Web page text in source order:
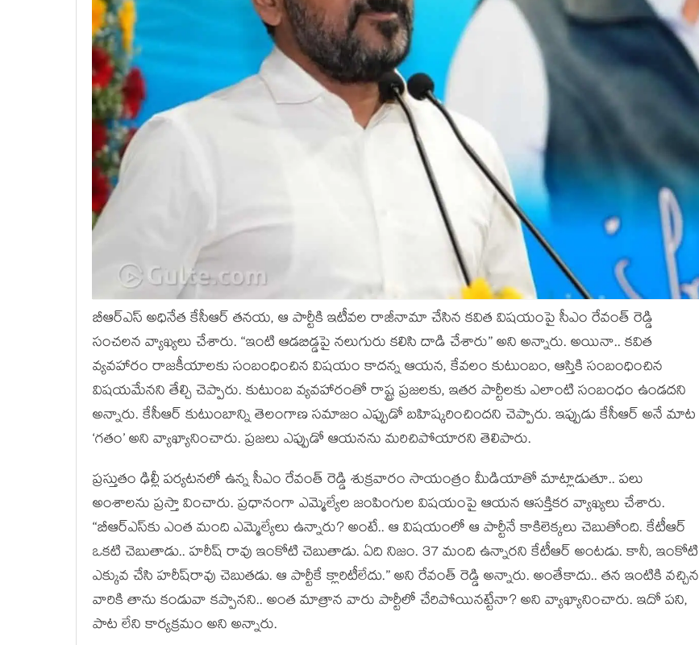
బీఆర్ఎస్ అధినేత కేసీఆర్ త‌న‌య‌, ఆ పార్టీకి ఇటీవ‌ల రాజీనామా చేసిన క‌విత విష‌యంపై సీఎం రేవంత్ రెడ్డి
సంచ‌ల‌న వ్యాఖ్యలు చేశారు. “ఇంటి ఆడ‌బిడ్డ‌పై న‌లుగురు క‌లిసి దాడి చేశారు” అని అన్నారు. అయినా.. క‌విత
వ్య‌వ‌హారం రాజ‌కీయాల‌కు సంబంధించిన విష‌యం కాద‌న్న ఆయ‌న‌, కేవ‌లం కుటుంబం, ఆస్తికి సంబంధించిన
విష‌య‌మేన‌ని తేల్చి చెప్పారు. కుటుంబ వ్య‌వ‌హారంతో రాష్ట్ర ప్ర‌జ‌ల‌కు, ఇత‌ర పార్టీల‌కు ఎలాంటి సంబంధం ఉండ‌ద‌ని
అన్నారు. కేసీఆర్ కుటుంబాన్ని తెలంగాణ స‌మాజం ఎప్పుడో బ‌హిష్క‌రించింద‌ని చెప్పారు. ఇప్పుడు కేసీఆర్ అనే మాట
‘గ‌తం’ అని వ్యాఖ్యానించారు. ప్ర‌జ‌లు ఎప్పుడో ఆయ‌న‌ను మ‌రిచిపోయార‌ని తెలిపారు.
ప్ర‌స్తుతం ఢిల్లీ ప‌ర్య‌ట‌న‌లో ఉన్న సీఎం రేవంత్ రెడ్డి శుక్ర‌వారం సాయంత్రం మీడియాతో మాట్లాడుతూ.. ప‌లు
అంశాల‌ను ప్ర‌స్తా వించారు. ప్ర‌ధానంగా ఎమ్మెల్యేల జంపింగుల విష‌యంపై ఆయ‌న ఆస‌క్తిక‌ర వ్యాఖ్య‌లు చేశారు.
“బీఆర్ఎస్‌కు ఎంత మంది ఎమ్మెల్యేలు ఉన్నారు? అంటే.. ఆ విష‌యంలో ఆ పార్టీనే కాకిలెక్క‌లు చెబుతోంది. కేటీఆర్
ఒక‌టి చెబుతాడు.. హ‌రీష్ రావు ఇంకోటి చెబుతాడు. ఏది నిజం. 37 మంది ఉన్నార‌ని కేటీఆర్ అంట‌డు. కానీ, ఇంకోటి
ఎక్కువ చేసి హ‌రీష్‌రావు చెబుత‌డు. ఆ పార్టీకే క్లారిటీలేదు.” అని రేవంత్ రెడ్డి అన్నారు. అంతేకాదు.. త‌న ఇంటికి వ‌చ్చిన
వారికి తాను కండువా క‌ప్పాన‌ని.. అంత మాత్రాన వారు పార్టీలో చేరిపోయిన‌ట్టేనా? అని వ్యాఖ్యానించారు. ఇదో ప‌ని,
పాట లేని కార్య‌క్ర‌మం అని అన్నారు.